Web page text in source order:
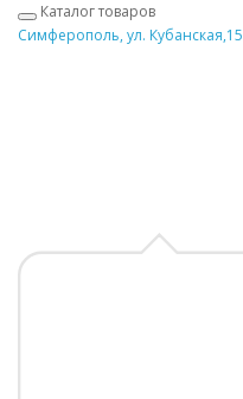
Каталог товаров
Симферополь, ул. Кубанская,15